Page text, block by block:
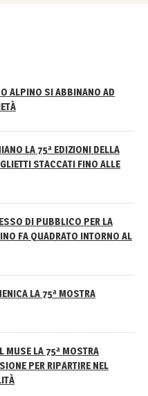
ALPINO SI ABBINANO AD
LA 75ª EDIZIONI DELLA
STACCATI FINO ALLE
DI PUBBLICO PER LA
FA QUADRATO INTORNO AL
LA 75ª MOSTRA
MUSE LA 75ª MOSTRA
PER RIPARTIRE NEL